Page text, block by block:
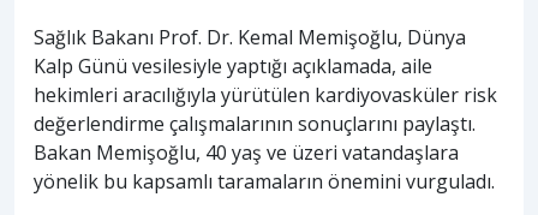
Sağlık Bakanı Prof. Dr. Kemal Memişoğlu, Dünya
Kalp Günü vesilesiyle yaptığı açıklamada, aile
hekimleri aracılığıyla yürütülen kardiyovasküler risk
değerlendirme çalışmalarının sonuçlarını paylaştı.
Bakan Memişoğlu, 40 yaş ve üzeri vatandaşlara
yönelik bu kapsamlı taramaların önemini vurguladı.